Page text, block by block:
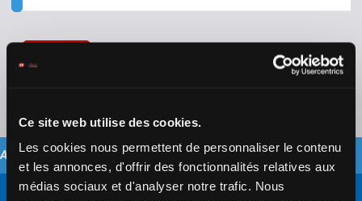
Ce site web utilise des cookies.
Les cookies nous permettent de personnaliser le contenu
et les annonces, d'offrir des fonctionnalités relatives aux
médias sociaux et d'analyser notre trafic. Nous
A QUESTION ? CONTACT US